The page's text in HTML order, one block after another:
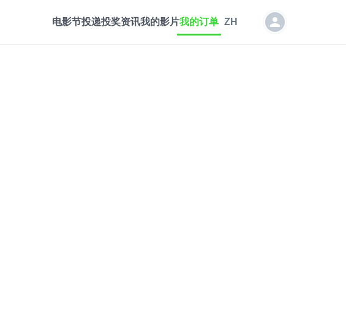
电影节投递投奖资讯我的影片我的订单 ZH